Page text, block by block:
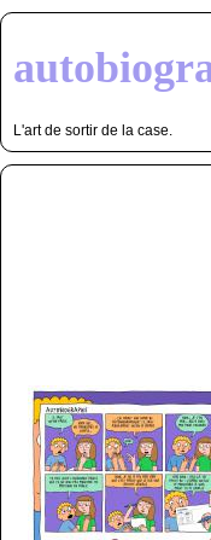
L'art de sortir de la case.